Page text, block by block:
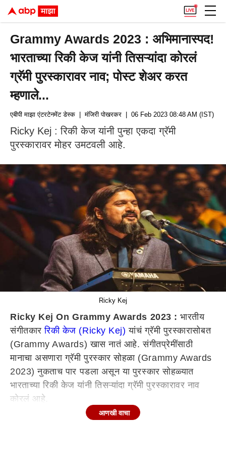
Grammy Awards 2023 : अभिमानास्पद!
भारताच्या रिकी केज यांनी तिसऱ्यांदा कोरलं
ग्रॅमी पुरस्कारावर नाव; पोस्ट शेअर करत
म्हणाले...
एबीपी माझा एंटरटेनमेंट डेस्क | मंजिरी पोखरकर | 06 Feb 2023 08:48 AM (IST)
Ricky Kej : रिकी केज यांनी पुन्हा एकदा ग्रॅमी
पुरस्कारावर मोहर उमटवली आहे.
Ricky Kej
Ricky Kej On Grammy Awards 2023 : भारतीय
संगीतकाररिकी केज (Ricky Kej) यांचं ग्रॅमी पुरस्कारासोबत
(Grammy Awards) खास नातं आहे. संगीतप्रेमींसाठी
मानाचा असणारा ग्रॅमी पुरस्कार सोहळा (Grammy Awards
2023) नुकताच पार पडला असून या पुरस्कार सोहळ्यात
भारताच्या रिकी केज यांनी तिसऱ्यांदा ग्रॅमी पुरस्कारावर नाव
कोरलं आहे.
65 व्या ग्रॅमी पुरस्कार सोहळ्यात रिकी केज यांना त्यांच्या
आणखी वाचा